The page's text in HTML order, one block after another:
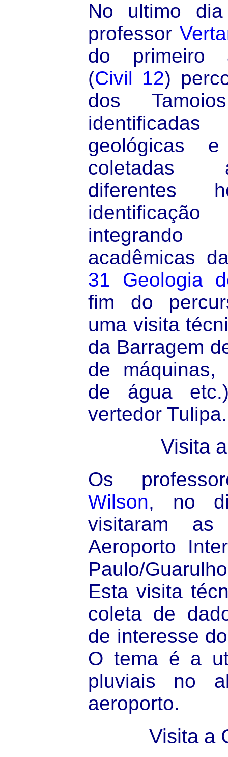
No ultimo
professor
do primeiro
(Civil 12)
dos
geológicas
coletadas
diferentes
integrando
acadêmicas
31 Geologia
fim do
uma visita
da Barragem
de máquinas,
de água
vertedor Tulipa.
Visita
Os
Wilson, no
visitaram as
Aeroporto
Paulo/
Esta visita
coleta de
de interesse
O tema é a
pluviais no
aeroporto.
Visita a